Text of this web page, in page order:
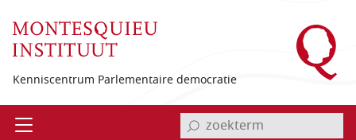
Kenniscentrum Parlementaire democratie
Open invoerveld zoekterm